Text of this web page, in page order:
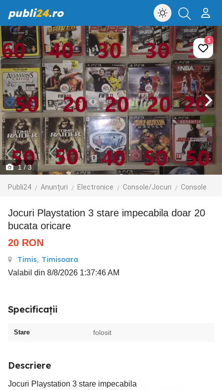
publi24.ro
1 / 3
Publi24 Anunțuri Electronice Console/Jocuri Console
5
Jocuri Playstation 3 stare impecabila doar 20
bucata oricare
20 RON
Timis, Timisoara
Valabil din 8/8/2026 1:37:46 AM
Specificații
Stare folosit
Descriere
Jocuri Playstation 3 stare impecabila